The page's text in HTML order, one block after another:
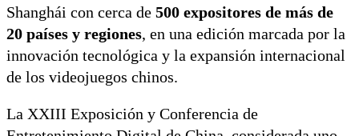
Shanghái con cerca de 500 expositores de más de
20 países y regiones, en una edición marcada por la
innovación tecnológica y la expansión internacional
de los videojuegos chinos.
La XXIII Exposición y Conferencia de